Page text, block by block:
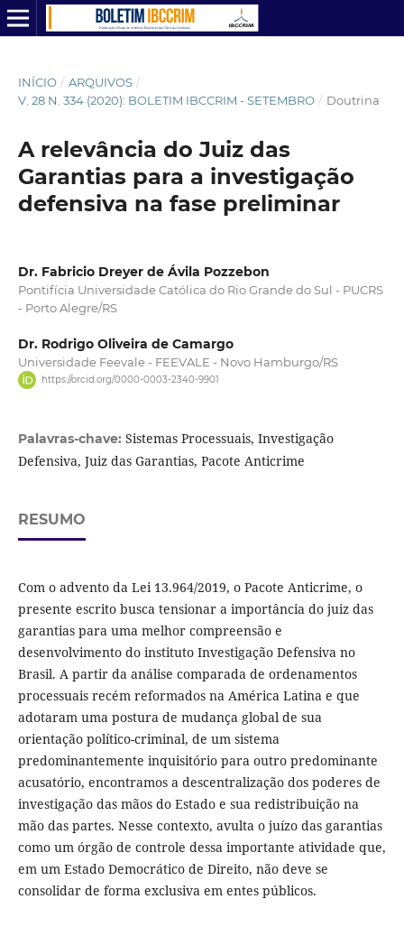
INÍCIO / ARQUIVOS /
V. 28 N. 334 (2020): BOLETIM IBCCRIM - SETEMBRO / Doutrina
A relevância do Juiz das
Garantias para a investigação
defensiva na fase preliminar
Dr. Fabricio Dreyer de Ávila Pozzebon
Pontifícia Universidade Católica do Rio Grande do Sul - PUCRS
- Porto Alegre/RS
Dr. Rodrigo Oliveira de Camargo
Universidade Feevale - FEEVALE - Novo Hamburgo/RS
https://orcid.org/0000-0003-2340-9901
Palavras-chave: Sistemas Processuais, Investigação
Defensiva, Juiz das Garantias, Pacote Anticrime
RESUMO
Com o advento da Lei 13.964/2019, o Pacote Anticrime, o
presente escrito busca tensionar a importância do juiz das
garantias para uma melhor compreensão e
desenvolvimento do instituto Investigação Defensiva no
Brasil. A partir da análise comparada de ordenamentos
processuais recém reformados na América Latina e que
adotaram uma postura de mudança global de sua
orientação político-criminal, de um sistema
predominantemente inquisitório para outro predominante
acusatório, encontramos a descentralização dos poderes de
investigação das mãos do Estado e sua redistribuição na
mão das partes. Nesse contexto, avulta o juízo das garantias
como um órgão de controle dessa importante atividade que,
em um Estado Democrático de Direito, não deve se
consolidar de forma exclusiva em entes públicos.